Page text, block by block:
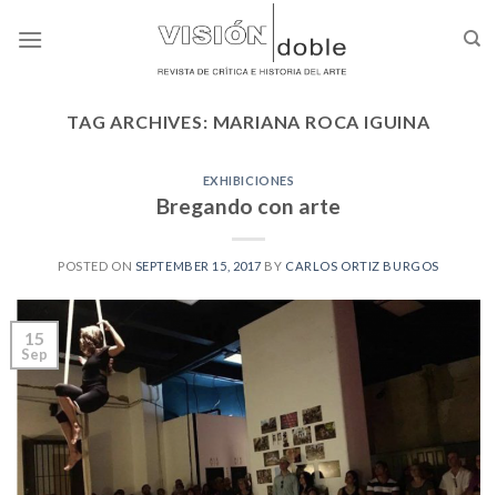
TAG ARCHIVES: MARIANA ROCA IGUINA
EXHIBICIONES
Bregando con arte
POSTED ON SEPTEMBER 15, 2017 BY CARLOS ORTIZ BURGOS
15
Sep